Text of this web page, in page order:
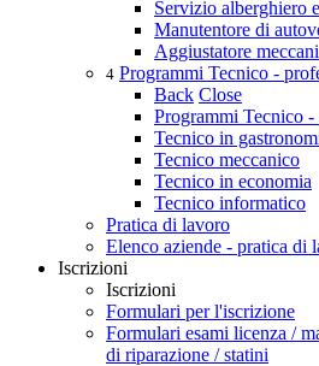
Servizio alberghiero
Manutentore di
Aggiustatore
4 Programmi Tecnico -
Back Close
Programmi Tecnico
Tecnico in
Tecnico meccanico
Tecnico in economia
Tecnico informatico
Pratica di lavoro
Elenco aziende - pratica di
Iscrizioni
Iscrizioni
Formulari per l'iscrizione
Formulari esami licenza /
di riparazione / statini